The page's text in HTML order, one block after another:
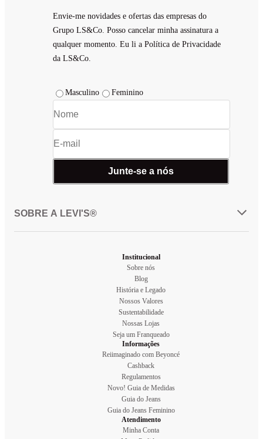
Envie-me novidades e ofertas das empresas do
Grupo LS&Co. Posso cancelar minha assinatura a
qualquer momento. Eu li a Política de Privacidade
da LS&Co.
Masculino Feminino
Junte-se a nós
SOBRE A LEVI'S®
Institucional
Sobre nós
Blog
História e Legado
Nossos Valores
Sustentabilidade
Nossas Lojas
Seja um Franqueado
Informações
Reiimaginado com Beyoncé
Cashback
Regulamentos
Novo! Guia de Medidas
Guia do Jeans
Guia do Jeans Feminino
Atendimento
Minha Conta